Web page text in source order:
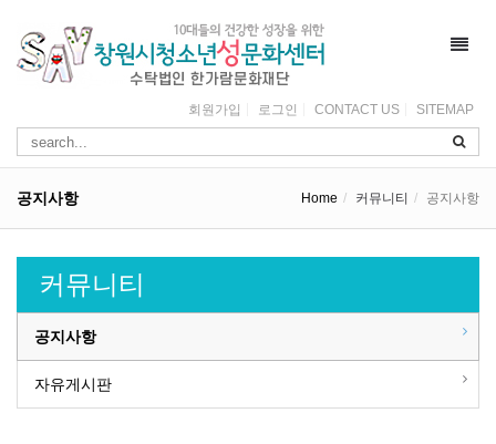
회원가입 로그인 CONTACT US SITEMAP
공지사항 Home 커뮤니티 공지사항
커뮤니티
공지사항
자유게시판